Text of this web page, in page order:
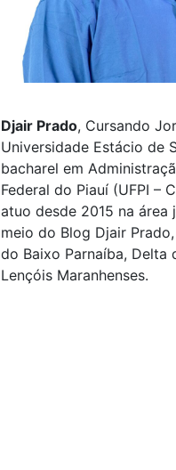
Djair Prado, Cursando
Universidade Estácio de
bacharel em
Federal do Piauí (UFPI –
atuo desde 2015 na área
meio do Blog Djair
do Baixo Parnaíba, Delta
Lençóis Maranhenses.